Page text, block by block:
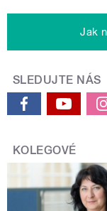
Jak
SLEDUJTE NÁS
KOLEGOVÉ